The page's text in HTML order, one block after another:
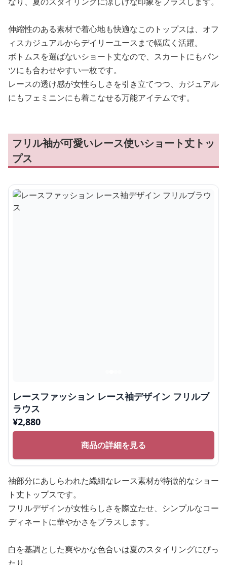
伸縮性のある素材で着心地も快適なこのトップスは、オフ
ィスカジュアルからデイリーユースまで幅広く活躍。
ボトムスを選ばないショート丈なので、スカートにもパン
ツにも合わせやすい一枚です。
レースの透け感が女性らしさを引き立てつつ、カジュアル
にもフェミニンにも着こなせる万能アイテムです。
フリル袖が可愛いレース使いショート丈トッ
プス
レースファッション レース袖デザイン フリルブ
ラウス
¥2,880
商品の詳細を見る
袖部分にあしらわれた繊細なレース素材が特徴的なショー
ト丈トップスです。
フリルデザインが女性らしさを際立たせ、シンプルなコー
ディネートに華やかさをプラスします。
白を基調とした爽やかな色合いは夏のスタイリングにぴっ